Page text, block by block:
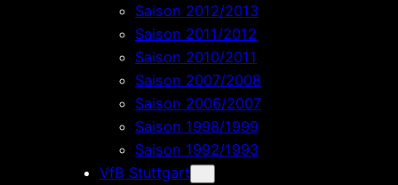
Saison 2012/2013
Saison 2011/2012
Saison 2010/2011
Saison 2007/2008
Saison 2006/2007
Saison 1998/1999
Saison 1992/1993
VfB Stuttgart